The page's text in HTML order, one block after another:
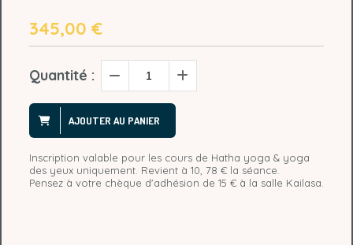
345,00 €
Quantité :
AJOUTER AU PANIER
Inscription valable pour les cours de Hatha yoga & yoga
des yeux uniquement. Revient à 10, 78 € la séance.
Pensez à votre chèque d'adhésion de 15 € à la salle Kailasa.